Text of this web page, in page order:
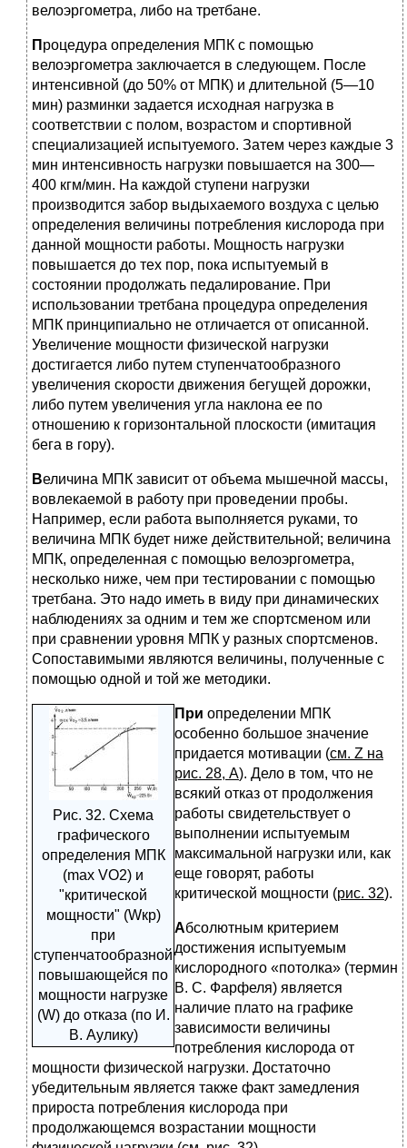
велоэргометра, либо на третбане.
П роцедура определения МПК с помощью
велоэргометра заключается в следующем. После
интенсивной (до 50% от МПК) и длительной (5—10
мин) разминки задается исходная нагрузка в
соответствии с полом, возрастом и спортивной
специализацией испытуемого. Затем через каждые 3
мин интенсивность нагрузки повышается на 300—
400 кгм/мин. На каждой ступени нагрузки
производится забор выдыхаемого воздуха с целью
определения величины потребления кислорода при
данной мощности работы. Мощность нагрузки
повышается до тех пор, пока испытуемый в
состоянии продолжать педалирование. При
использовании третбана процедура определения
МПК принципиально не отличается от описанной.
Увеличение мощности физической нагрузки
достигается либо путем ступенчатообразного
увеличения скорости движения бегущей дорожки,
либо путем увеличения угла наклона ее по
отношению к горизонтальной плоскости (имитация
бега в гору).
Величина МПК зависит от объема мышечной массы,
вовлекаемой в работу при проведении пробы.
Например, если работа выполняется руками, то
величина МПК будет ниже действительной; величина
МПК, определенная с помощью велоэргометра,
несколько ниже, чем при тестировании с помощью
третбана. Это надо иметь в виду при динамических
наблюдениях за одним и тем же спортсменом или
при сравнении уровня МПК у разных спортсменов.
Сопоставимыми являются величины, полученные с
помощью одной и той же методики.
Рис. 32. Схема
графического
определения МПК
(max VO2) и
"критической
мощности" (Wкр)
при
ступенчатообразной
повышающейся по
мощности нагрузке
(W) до отказа (по И.
В. Аулику)
При определении МПК
особенно большое значение
придается мотивации (см. Z на
рис. 28, А). Дело в том, что не
всякий отказ от продолжения
работы свидетельствует о
выполнении испытуемым
максимальной нагрузки или, как
еще говорят, работы
критической мощности (рис. 32).
Абсолютным критерием
достижения испытуемым
кислородного «потолка» (термин
В. С. Фарфеля) является
наличие плато на графике
зависимости величины
потребления кислорода от
мощности физической нагрузки. Достаточно
убедительным является также факт замедления
прироста потребления кислорода при
продолжающемся возрастании мощности